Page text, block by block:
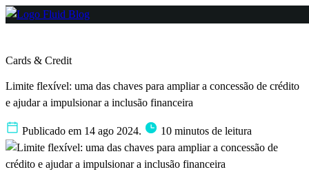
Cards & Credit
Limite flexível: uma das chaves para ampliar a concessão de crédito
e ajudar a impulsionar a inclusão financeira
Publicado em 14 ago 2024. 10 minutos de leitura